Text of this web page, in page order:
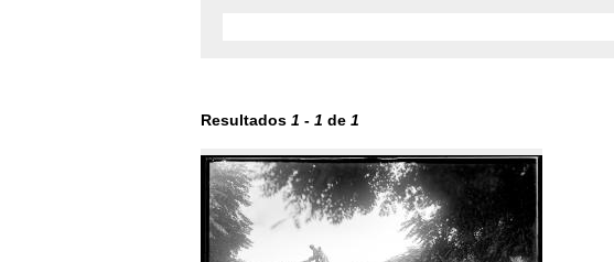
Resultados 1 - 1 de 1